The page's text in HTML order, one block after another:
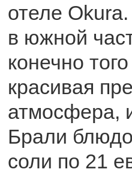
отеле
в южной
конечно
красивая
атмосфера,
Брали
соли по 21